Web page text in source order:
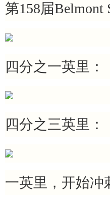
第158届Belmont
四分之一英里：
四分之三英里：
一英里，开始冲